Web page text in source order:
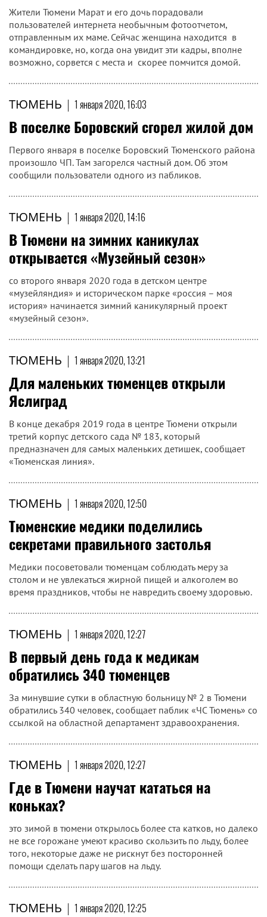
Жители Тюмени Марат и его дочь порадовали
пользователей интернета необычным фотоотчетом,
отправленным их маме. Сейчас женщина находится в
командировке, но, когда она увидит эти кадры, вполне
возможно, сорвется с места и скорее помчится домой.
ТЮМЕНЬ | 1 января 2020, 16:03
В поселке Боровский сгорел жилой дом
Первого января в поселке Боровский Тюменского района
произошло ЧП. Там загорелся частный дом. Об этом
сообщили пользователи одного из пабликов.
ТЮМЕНЬ | 1 января 2020, 14:16
В Тюмени на зимних каникулах
открывается «Музейный сезон»
со второго января 2020 года в детском центре
«музейляндия» и историческом парке «россия – моя
история» начинается зимний каникулярный проект
«музейный сезон».
ТЮМЕНЬ | 1 января 2020, 13:21
Для маленьких тюменцев открыли
Яслиград
В конце декабря 2019 года в центре Тюмени открыли
третий корпус детского сада № 183, который
предназначен для самых маленьких детишек, сообщает
«Тюменская линия».
ТЮМЕНЬ | 1 января 2020, 12:50
Тюменские медики поделились
секретами правильного застолья
Медики посоветовали тюменцам соблюдать меру за
столом и не увлекаться жирной пищей и алкоголем во
время праздников, чтобы не навредить своему здоровью.
ТЮМЕНЬ | 1 января 2020, 12:27
В первый день года к медикам
обратились 340 тюменцев
За минувшие сутки в областную больницу № 2 в Тюмени
обратились 340 человек, сообщает паблик «ЧС Тюмень» со
ссылкой на областной департамент здравоохранения.
ТЮМЕНЬ | 1 января 2020, 12:27
Где в Тюмени научат кататься на
коньках?
это зимой в тюмени открылось более ста катков, но далеко
не все горожане умеют красиво скользить по льду, более
того, некоторые даже не рискнут без посторонней
помощи сделать пару шагов на льду.
ТЮМЕНЬ | 1 января 2020, 12:25